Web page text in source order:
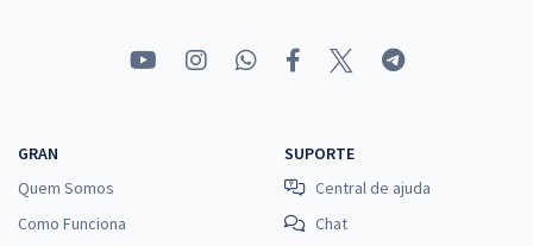
GRAN
Quem Somos
Como Funciona
SUPORTE
Central de ajuda
Chat